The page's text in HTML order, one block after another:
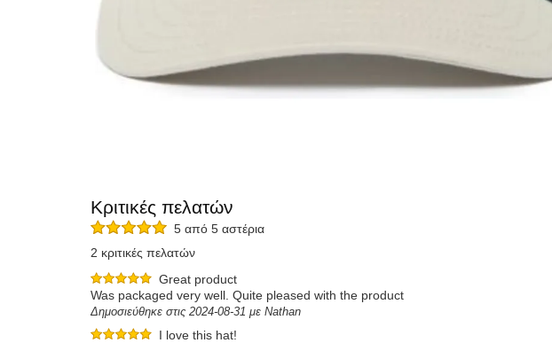
Κριτικές πελατών
5 από 5 αστέρια
2 κριτικές πελατών
Great product
Was packaged very well. Quite pleased with the product
Δημοσιεύθηκε στις 2024-08-31 με Nathan
I love this hat!